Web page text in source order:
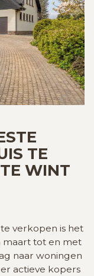
CONTACT
NIEUWBOUW
ADVIES
OVER ONS
SCHATTING
TE
WINT
verkopen is het
maart tot en met
naar woningen
actieve kopers